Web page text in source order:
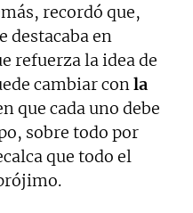
recordó que,
destacaba en
refuerza la idea de
cambiar conla
que cada uno debe
sobre todo por
que todo el